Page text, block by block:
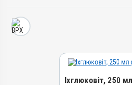
Іхглюковіт, 250 мл